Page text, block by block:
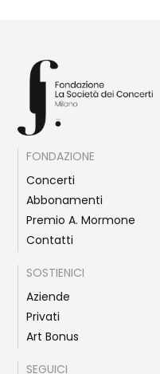
FONDAZIONE
Concerti
Abbonamenti
Premio A. Mormone
Contatti
SOSTIENICI
Aziende
Privati
Art Bonus
SEGUICI